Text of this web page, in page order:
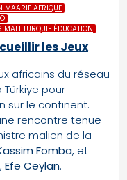
MAARIF AFRIQUE
MALI TURQUIE ÉDUCATION
les Jeux
africains du réseau
pour
sur le continent.
rencontre tenue
malien de la
Fomba, et
Efe Ceylan.